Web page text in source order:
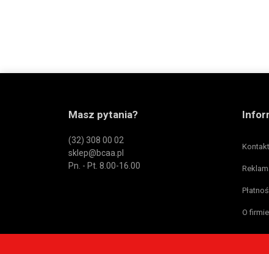
Masz pytania?
(32) 308 00 02
sklep@bcaa.pl
Pn. - Pt. 8.00-16.00
Kontakt
O firmie